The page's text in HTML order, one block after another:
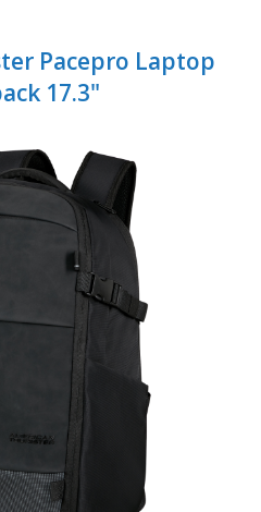
advies? Bel nu 053-7920045 of 06-55731304
Pacepro Laptop
17.3"